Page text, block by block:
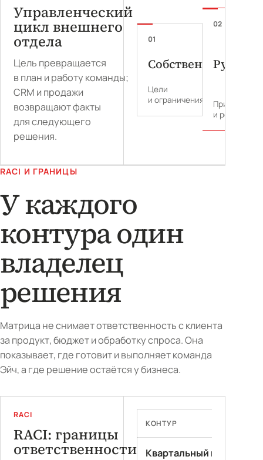
Управленческий
цикл внешнего
отдела
Цель превращается
в план и работу команды;
CRM и продажи
возвращают факты
для следующего
решения.
01
Собственник
Цели
и ограничения
02
Приоритеты
и решения
RACI И ГРАНИЦЫ
У каждого
контура один
владелец
решения
Матрица не снимает ответственность с клиента
за продукт, бюджет и обработку спроса. Она
показывает, где готовит и выполняет команда
Эйч, а где решение остаётся у бизнеса.
RACI
RACI: границы
ответственности
КОНТУР
Квартальный план